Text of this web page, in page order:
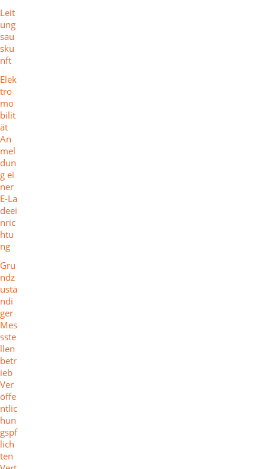
Leit
ung
sau
sku
nft
Elek
tro
mo
bilit
ät
An
mel
dun
g ei
ner
E-La
deei
nric
htu
ng
Gru
ndz
ustä
ndi
ger
Mes
sste
llen
betr
ieb
Ver
öffe
ntlic
hun
gspf
lich
ten